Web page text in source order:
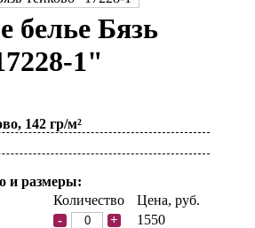
белье Бязь
1"
142 гр/м²
и размеры:
Количество
Цена, руб.
- +
1550